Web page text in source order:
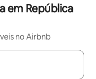
em República
no Airbnb
explore-os